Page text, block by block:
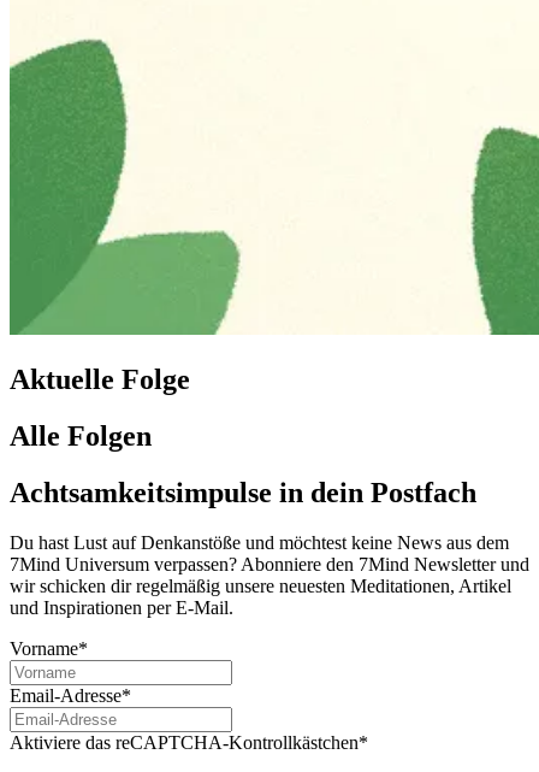
Aktuelle Folge
Alle Folgen
Achtsamkeitsimpulse in dein Postfach
Du hast Lust auf Denkanstöße und möchtest keine News aus dem
7Mind Universum verpassen? Abon­niere den 7Mind News­let­ter und
wir schicken dir regelmäßig unsere neuesten Meditationen, Artikel
und Inspirationen per E-Mail.
Vorname*
Email-Adresse*
Aktiviere das reCAPTCHA-Kontrollkästchen*